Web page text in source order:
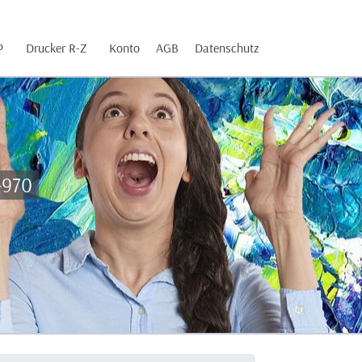
Drucker R-Z Konto AGB Datenschutz